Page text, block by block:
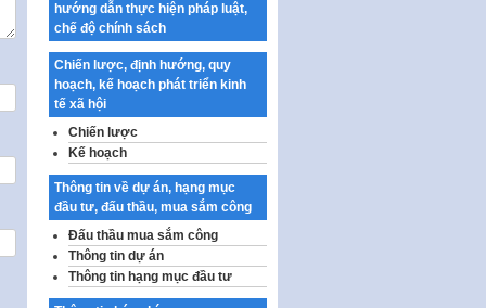
tưởng của Đảng…
Công bố công khai dự toán kinh
phí xây dựng pháp luật, hoàn
thiện thể chế, chính…
Quy định về nghiên cứu, ứng
dụng khoa học, công nghệ, đổi
mới sáng tạo và chuyển…
Quy định chi tiết và hướng dẫn
thi hành một số điều của Luật Lý
lịch tư…
Sửa đổi, bổ sung một số nội
dung tại Nghị quyết số 30/NQ-
CP ngày 24 tháng 02…
hướng dẫn thực hiện pháp luật,
chế độ chính sách
Chiến lược, định hướng, quy
hoạch, kế hoạch phát triển kinh
tế xã hội
Chiến lược
Kế hoạch
Thông tin về dự án, hạng mục
đầu tư, đấu thầu, mua sắm công
Đấu thầu mua sắm công
Thông tin dự án
Thông tin hạng mục đầu tư